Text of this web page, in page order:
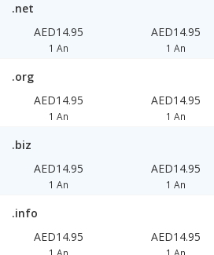
.net
AED14.95
1 An
AED14.95
1 An
.org
AED14.95
1 An
AED14.95
1 An
.biz
AED14.95
1 An
AED14.95
1 An
.info
AED14.95
AED14.95